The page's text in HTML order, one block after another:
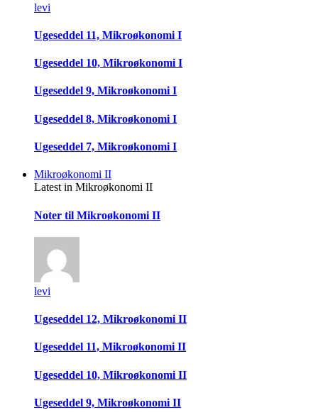
levi
Ugeseddel 11, Mikroøkonomi I
Ugeseddel 10, Mikroøkonomi I
Ugeseddel 9, Mikroøkonomi I
Ugeseddel 8, Mikroøkonomi I
Ugeseddel 7, Mikroøkonomi I
Mikroøkonomi II
Latest in Mikroøkonomi II
Noter til Mikroøkonomi II
levi
Ugeseddel 12, Mikroøkonomi II
Ugeseddel 11, Mikroøkonomi II
Ugeseddel 10, Mikroøkonomi II
Ugeseddel 9, Mikroøkonomi II